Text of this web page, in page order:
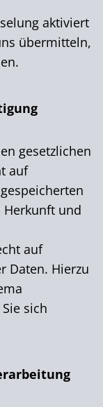
aktiviert
übermitteln,
gesetzlichen
auf
Herkunft und
auf
Daten. Hierzu
sich